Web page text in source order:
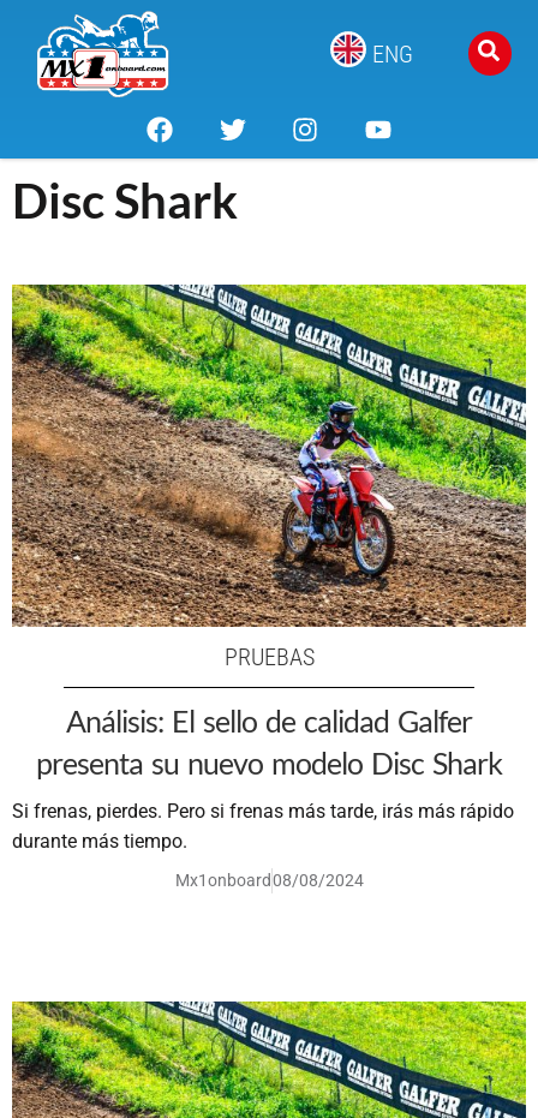
ENG
Disc Shark
PRUEBAS
Análisis: El sello de calidad Galfer
presenta su nuevo modelo Disc Shark
Si frenas, pierdes. Pero si frenas más tarde, irás más rápido
durante más tiempo.
Mx1onboard08/08/2024